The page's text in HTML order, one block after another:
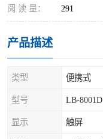
阅 读 量： 291
产品描述
类型 便携式
型号 LB-8001D
显示 触屏